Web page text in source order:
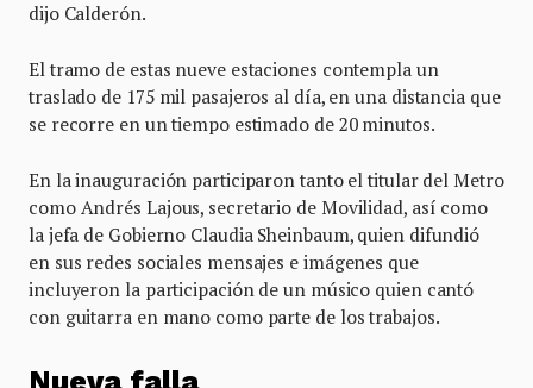
dijo Calderón.
El tramo de estas nueve estaciones contempla un
traslado de 175 mil pasajeros al día, en una distancia que
se recorre en un tiempo estimado de 20 minutos.
En la inauguración participaron tanto el titular del Metro
como Andrés Lajous, secretario de Movilidad, así como
la jefa de Gobierno Claudia Sheinbaum, quien difundió
en sus redes sociales mensajes e imágenes que
incluyeron la participación de un músico quien cantó
con guitarra en mano como parte de los trabajos.